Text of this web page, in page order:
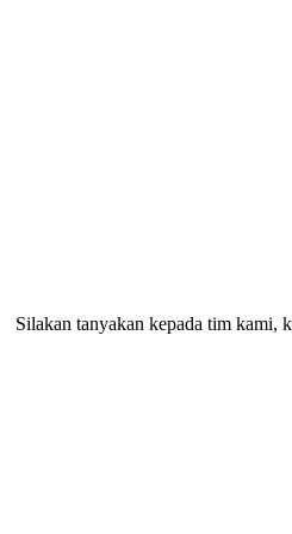
Silakan tanyakan kepada tim kami,